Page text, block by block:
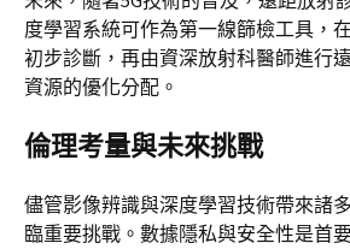
度學習系統可作為第一線篩檢工具，
初步診斷，再由資深放射科醫師進行
資源的優化分配。
倫理考量與未來挑戰
儘管影像辨識與深度學習技術帶來諸
臨重要挑戰。數據隱私與安全性是首